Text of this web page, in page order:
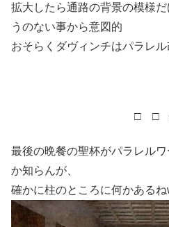
拡大したら通路の背景の模様
うのない事から意図的
おそらくダヴィンチはパラレ
□ □
最後の晩餐の聖杯がパラレル
か知らんが、
確かに柱のところに何かある